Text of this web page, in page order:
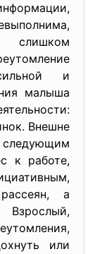
и
малыша
Внешне
к работе,
а
Взрослый,
или